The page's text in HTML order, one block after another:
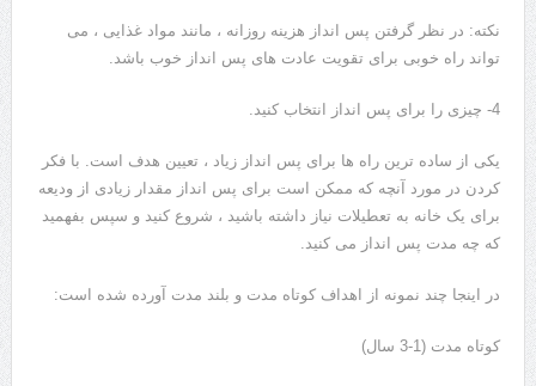
نکته: در نظر گرفتن پس انداز هزینه روزانه ، مانند مواد غذایی ، می
تواند راه خوبی برای تقویت عادت های پس انداز خوب باشد.
4- چیزی را برای پس انداز انتخاب کنید.
یکی از ساده ترین راه ها برای پس انداز زیاد ، تعیین هدف است. با فکر
کردن در مورد آنچه که ممکن است برای پس انداز مقدار زیادی از ودیعه
برای یک خانه به تعطیلات نیاز داشته باشید ، شروع کنید و سپس بفهمید
که چه مدت پس انداز می کنید.
در اینجا چند نمونه از اهداف کوتاه مدت و بلند مدت آورده شده است:
کوتاه مدت (1-3 سال)